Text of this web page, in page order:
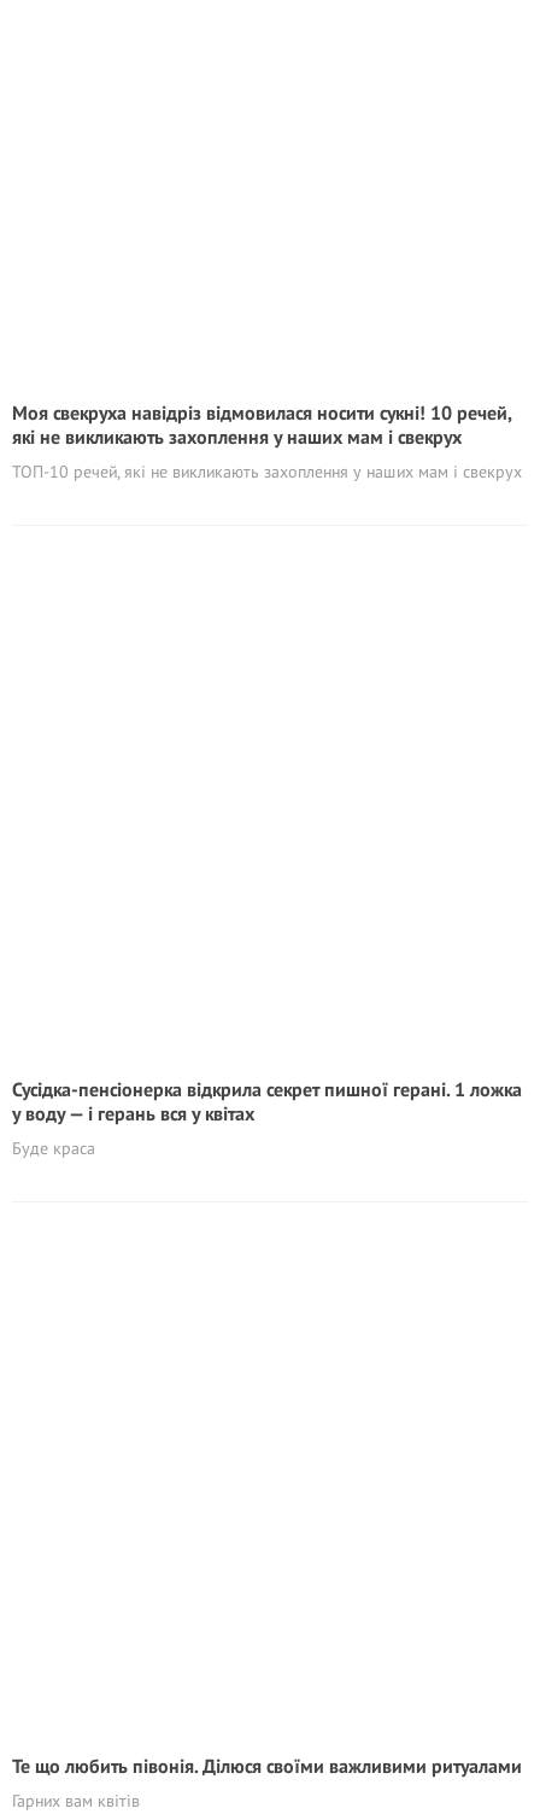
Моя свекруха навідріз відмовилася носити сукні! 10 речей,
які не викликають захоплення у наших мам і свекрух
ТОП-10 речей, які не викликають захоплення у наших мам і свекрух
Сусідка-пенсіонерка відкрила секрет пишної герані. 1 ложка
у воду — і герань вся у квітах
Буде краса
Те що любить півонія. Ділюся своїми важливими ритуалами
Гарних вам квітів